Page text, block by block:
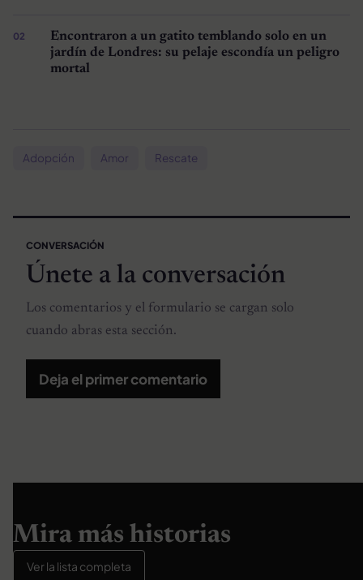
Encontraron a un gatito temblando solo en un
jardín de Londres: su pelaje escondía un peligro
mortal
Adopción Amor Rescate
CONVERSACIÓN
Únete a la conversación
Los comentarios y el formulario se cargan solo
cuando abras esta sección.
Deja el primer comentario
Mira más historias
Ver la lista completa